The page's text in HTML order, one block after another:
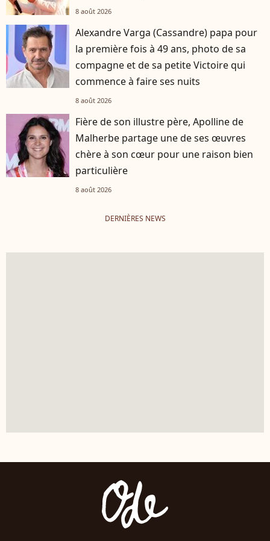
8 août 2026
Alexandre Varga (Cassandre) papa pour
la première fois à 49 ans, photo de sa
compagne et de sa petite Victoire qui
commence à faire ses nuits
8 août 2026
Fière de son illustre père, Apolline de
Malherbe partage une de ses œuvres
chère à son cœur pour une raison bien
particulière
8 août 2026
DERNIÈRES NEWS